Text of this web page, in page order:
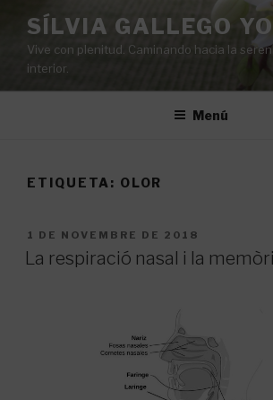
contingut
SÍLVIA GALLEGO
Vive con plenitud. Caminando hacia la
interior.
Menú
ETIQUETA: OLOR
PUBLICAT
A
1 DE NOVEMBRE DE 2018
La respiració nasal i la